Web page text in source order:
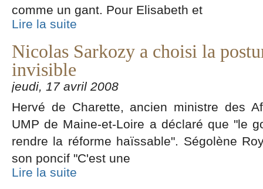
comme un gant. Pour Elisabeth et
Lire la suite
Nicolas Sarkozy a choisi la
invisible
jeudi, 17 avril 2008
Hervé de Charette, ancien ministre des
UMP de Maine-et-Loire a déclaré que "le
rendre la réforme haïssable". Ségolène
son poncif "C'est une
Lire la suite